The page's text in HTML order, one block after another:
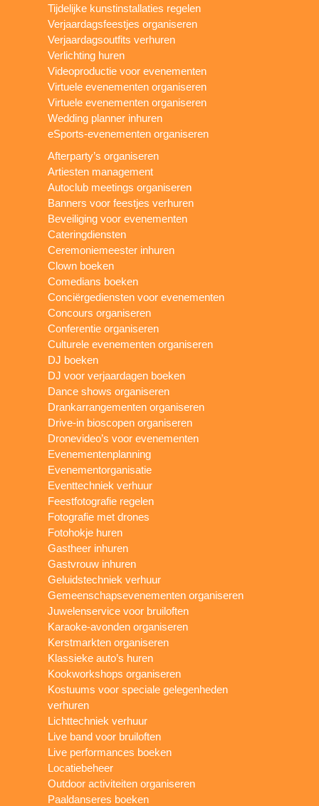
Tijdelijke kunstinstallaties regelen
Verjaardagsfeestjes organiseren
Verjaardagsoutfits verhuren
Verlichting huren
Videoproductie voor evenementen
Virtuele evenementen organiseren
Virtuele evenementen organiseren
Wedding planner inhuren
eSports-evenementen organiseren
Afterparty’s organiseren
Artiesten management
Autoclub meetings organiseren
Banners voor feestjes verhuren
Beveiliging voor evenementen
Cateringdiensten
Ceremoniemeester inhuren
Clown boeken
Comedians boeken
Conciërgediensten voor evenementen
Concours organiseren
Conferentie organiseren
Culturele evenementen organiseren
DJ boeken
DJ voor verjaardagen boeken
Dance shows organiseren
Drankarrangementen organiseren
Drive-in bioscopen organiseren
Dronevideo’s voor evenementen
Evenementenplanning
Evenementorganisatie
Eventtechniek verhuur
Feestfotografie regelen
Fotografie met drones
Fotohokje huren
Gastheer inhuren
Gastvrouw inhuren
Geluidstechniek verhuur
Gemeenschapsevenementen organiseren
Juwelenservice voor bruiloften
Karaoke-avonden organiseren
Kerstmarkten organiseren
Klassieke auto’s huren
Kookworkshops organiseren
Kostuums voor speciale gelegenheden
verhuren
Lichttechniek verhuur
Live band voor bruiloften
Live performances boeken
Locatiebeheer
Outdoor activiteiten organiseren
Paaldanseres boeken